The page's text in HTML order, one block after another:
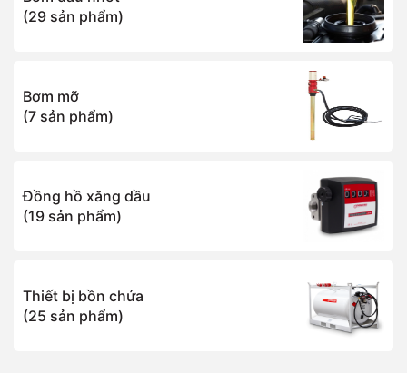
(29 sản phẩm)
Bơm mỡ
(7 sản phẩm)
Đồng hồ xăng dầu
(19 sản phẩm)
Thiết bị bồn chứa
(25 sản phẩm)